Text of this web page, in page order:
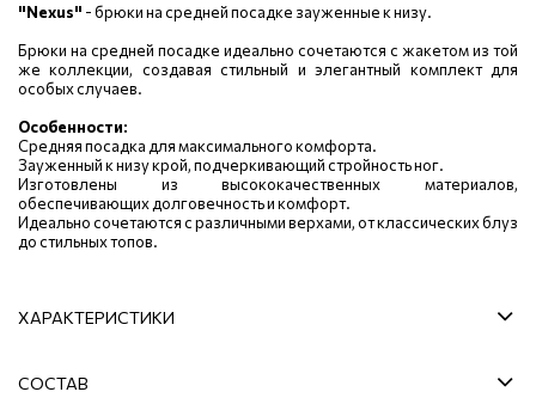
"Nexus" - брюки на средней посадке зауженные к низу.
Брюки на средней посадке идеально сочетаются с жакетом из той
же коллекции, создавая стильный и элегантный комплект для
особых случаев.
Особенности:
Средняя посадка для максимального комфорта.
Зауженный к низу крой, подчеркивающий стройность ног.
Изготовлены из высококачественных материалов,
обеспечивающих долговечность и комфорт.
Идеально сочетаются с различными верхами, от классических блуз
до стильных топов.
ХАРАКТЕРИСТИКИ
СОСТАВ